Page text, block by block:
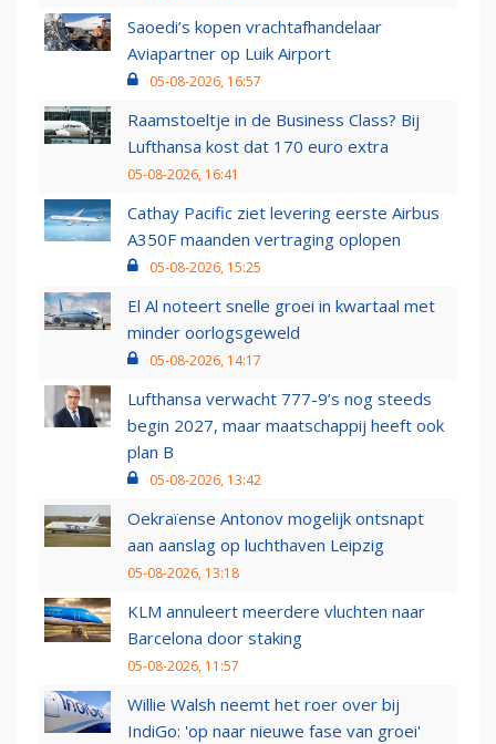
Saoedi’s kopen vrachtafhandelaar
Aviapartner op Luik Airport
05-08-2026, 16:57
Raamstoeltje in de Business Class? Bij
Lufthansa kost dat 170 euro extra
05-08-2026, 16:41
Cathay Pacific ziet levering eerste Airbus
A350F maanden vertraging oplopen
05-08-2026, 15:25
El Al noteert snelle groei in kwartaal met
minder oorlogsgeweld
05-08-2026, 14:17
Lufthansa verwacht 777-9’s nog steeds
begin 2027, maar maatschappij heeft ook
plan B
05-08-2026, 13:42
Oekraïense Antonov mogelijk ontsnapt
aan aanslag op luchthaven Leipzig
05-08-2026, 13:18
KLM annuleert meerdere vluchten naar
Barcelona door staking
05-08-2026, 11:57
Willie Walsh neemt het roer over bij
IndiGo: 'op naar nieuwe fase van groei'